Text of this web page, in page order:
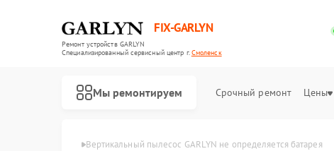
FIX-GARLYN
Ремонт устройств GARLYN
Специализированный cервисный центр г.Смоленск
Мы ремонтируем Срочный ремонт Цены
Вертикальный пылесос GARLYN не определяется батарея